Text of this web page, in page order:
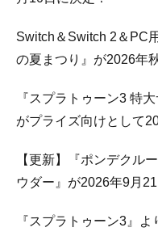
Switch＆Switch 2＆PC
の夏まつり』が2026年
『スプラトゥーン3 特
がプライズ向けとして
【更新】『ポンデクル
ウダー』が2026年9月
『スプラトゥーン3』